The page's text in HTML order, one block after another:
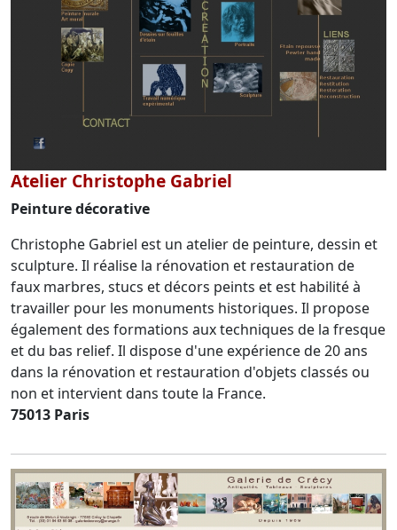
Atelier Christophe Gabriel
Peinture décorative
Christophe Gabriel est un atelier de peinture, dessin et
sculpture. Il réalise la rénovation et restauration de
faux marbres, stucs et décors peints et est habilité à
travailler pour les monuments historiques. Il propose
également des formations aux techniques de la fresque
et du bas relief. Il dispose d'une expérience de 20 ans
dans la rénovation et restauration d'objets classés ou
non et intervient dans toute la France.
75013 Paris